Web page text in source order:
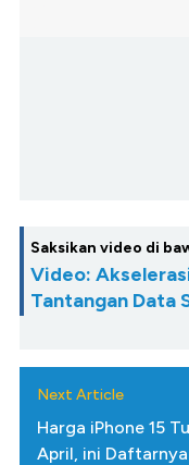
Saksikan video di
Video:
Tantangan Data
Next Article
Harga iPhone 15
April, ini Daftarnya